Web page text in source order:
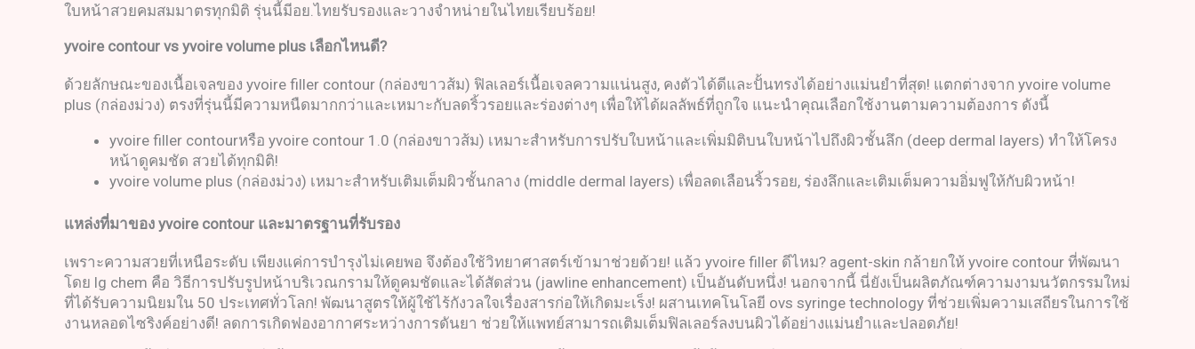
ใบหน้าสวยคมสมมาตรทุกมิติ รุ่นนี้มีอย.ไทยรับรองและวางจำหน่ายในไทยเรียบร้อย!
yvoire contour vs yvoire volume plus เลือกไหนดี?
ด้วยลักษณะของเนื้อเจลของ yvoire filler contour (กล่องขาวส้ม) ฟิลเลอร์เนื้อเจลความแน่นสูง, คงตัวได้ดีและปั้นทรงได้อย่างแม่นยำที่สุด! แตกต่างจาก yvoire volume
plus (กล่องม่วง) ตรงที่รุ่นนี้มีความหนืดมากกว่าและเหมาะกับลดริ้วรอยและร่องต่างๆ เพื่อให้ได้ผลลัพธ์ที่ถูกใจ แนะนำคุณเลือกใช้งานตามความต้องการ ดังนี้
yvoire filler contourหรือ yvoire contour 1.0 (กล่องขาวส้ม) เหมาะสำหรับการปรับใบหน้าและเพิ่มมิติบนใบหน้าไปถึงผิวชั้นลึก (deep dermal layers) ทำให้โครง
หน้าดูคมชัด สวยได้ทุกมิติ!
yvoire volume plus (กล่องม่วง) เหมาะสำหรับเติมเต็มผิวชั้นกลาง (middle dermal layers) เพื่อลดเลือนริ้วรอย, ร่องลึกและเติมเต็มความอิ่มฟูให้กับผิวหน้า!
แหล่งที่มาของ yvoire contour และมาตรฐานที่รับรอง
เพราะความสวยที่เหนือระดับ เพียงแค่การบำรุงไม่เคยพอ จึงต้องใช้วิทยาศาสตร์เข้ามาช่วยด้วย! แล้ว yvoire filler ดีไหม? agent-skin กล้ายกให้ yvoire contour ที่พัฒนา
โดย lg chem คือ วิธีการปรับรูปหน้าบริเวณกรามให้ดูคมชัดและได้สัดส่วน (jawline enhancement) เป็นอันดับหนึ่ง! นอกจากนี้ นี่ยังเป็นผลิตภัณฑ์ความงามนวัตกรรมใหม่
ที่ได้รับความนิยมใน 50 ประเทศทั่วโลก! พัฒนาสูตรให้ผู้ใช้ไร้กังวลใจเรื่องสารก่อให้เกิดมะเร็ง! ผสานเทคโนโลยี ovs syringe technology ที่ช่วยเพิ่มความเสถียรในการใช้
งานหลอดไซริงค์อย่างดี! ลดการเกิดฟองอากาศระหว่างการดันยา ช่วยให้แพทย์สามารถเติมเต็มฟิลเลอร์ลงบนผิวได้อย่างแม่นยำและปลอดภัย!